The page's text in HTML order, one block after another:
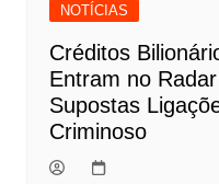
NOTÍCIAS
Créditos
Entram no
Supostas
Criminoso